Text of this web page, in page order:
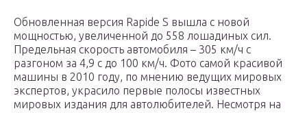
Обновленная версия Rapide S вышла с новой
мощностью, увеличенной до 558 лошадиных сил.
Предельная скорость автомобиля – 305 км/ч с
разгоном за 4,9 с до 100 км/ч. Фото самой красивой
машины в 2010 году, по мнению ведущих мировых
экспертов, украсило первые полосы известных
мировых издания для автолюбителей. Несмотря на